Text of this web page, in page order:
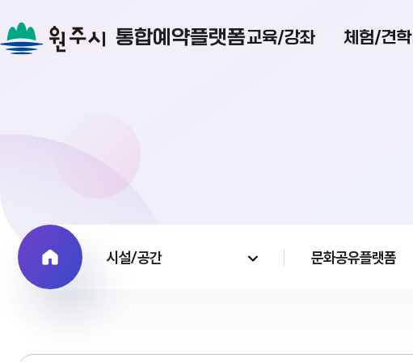
통합예약플랫폼교육/강좌 체험/견학
시설/공간 문화공유플랫폼